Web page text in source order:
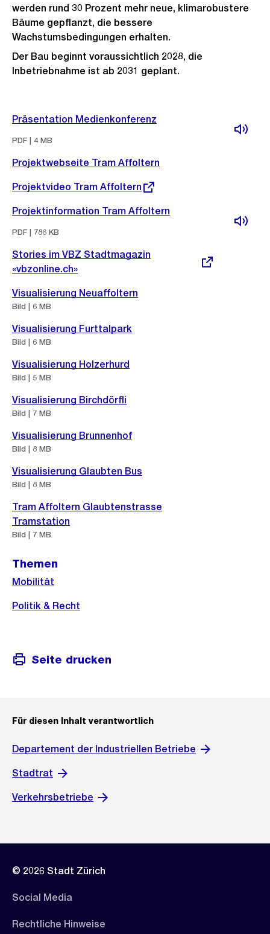
werden rund 30 Prozent mehr neue, klimarobustere
Bäume gepflanzt, die bessere
Wachstumsbedingungen erhalten.
Der Bau beginnt voraussichtlich 2028, die
Inbetriebnahme ist ab 2031 geplant.
Weitere
Informationen
Präsentation Medienkonferenz
PDF | 4 MB
Projektwebseite Tram Affoltern
Externer
Projektvideo Tram Affoltern
Projektinformation Tram Affoltern
PDF | 786 KB
Externer
Link:
Stories im VBZ Stadtmagazin
«vbzonline.ch»
Visualisierung Neuaffoltern
Bild | 6 MB
Visualisierung Furttalpark
Bild | 6 MB
Visualisierung Holzerhurd
Bild | 5 MB
Visualisierung Birchdörfli
Bild | 7 MB
Visualisierung Brunnenhof
Bild | 8 MB
Visualisierung Glaubten Bus
Bild | 8 MB
Tram Affoltern Glaubtenstrasse
Tramstation
Bild | 7 MB
Themen
Mobilität
Politik & Recht
Seite drucken
Für diesen Inhalt verantwortlich
Departement der Industriellen Betriebe
Stadtrat
Verkehrsbetriebe
© 2026 Stadt Zürich
Social Media
Rechtliche Hinweise